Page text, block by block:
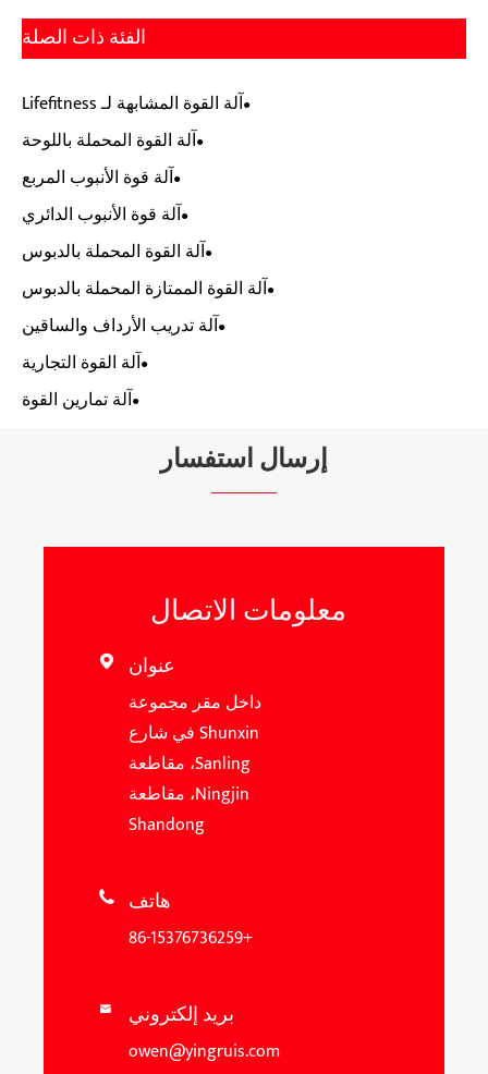
الفئة ذات الصلة
آلة القوة المشابهة لـ Lifefitness
آلة القوة المحملة باللوحة
آلة قوة الأنبوب المربع
آلة قوة الأنبوب الدائري
آلة القوة المحملة بالدبوس
آلة القوة الممتازة المحملة بالدبوس
آلة تدريب الأرداف والساقين
آلة القوة التجارية
آلة تمارين القوة
إرسال استفسار
معلومات الاتصال
 عنوان
داخل مقر مجموعة
Shunxin في شارع
Sanling، مقاطعة
Ningjin، مقاطعة
Shandong
 هاتف
+86-15376736259
 بريد إلكتروني
owen@yingruis.com